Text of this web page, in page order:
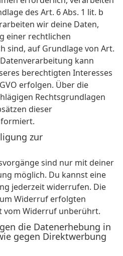
des Art. 6 Abs. 1 lit. b
wir deine Daten,
einer rechtlichen
sind, auf Grundlage von Art.
Datenverarbeitung kann
berechtigten Interesses
erfolgen. Über die
Rechtsgrundlagen
dieser
zur
sind nur mit deiner
möglich. Du kannst eine
jederzeit widerrufen. Die
Widerruf erfolgten
vom Widerruf unberührt.
die Datenerhebung in
gegen Direktwerbung